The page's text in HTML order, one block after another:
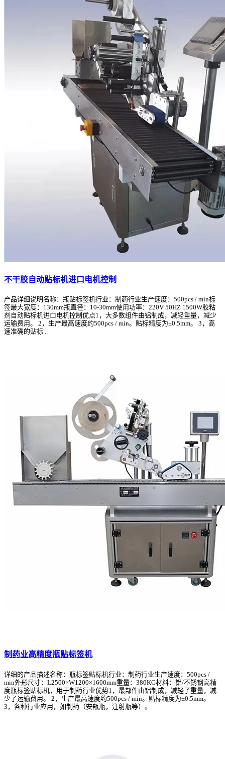
不干胶自动贴标机进口电机控制
产品详细说明名称：瓶贴标签机行业：制药行业生产速度：500pcs / min标
签最大宽度：130mm瓶直径：10-30mm使用功率：220V 50HZ 1500W胶粘
剂自动贴标机进口电机控制优点1，大多数组件由铝制成，减轻重量，减少
运输费用。 2，生产最高速度约500pcs / min。贴标精度为±0.5mm。 3，高
速准确的贴标...
制药业高精度瓶贴标签机
详细的产品描述名称：瓶标签贴标机行业：制药行业生产速度：500pcs /
min外形尺寸：L2500×W1200×1600mm重量：380KG材料：铝/不锈钢高精
度瓶标签贴标机，用于制药行业优势1，最部件由铝制成，减轻了重量，减
少了运输费用。 2，生产最高速度约500pcs / min。贴标精度为±0.5mm。
3，各种行业应用，如制药（安瓿瓶，注射瓶等）。